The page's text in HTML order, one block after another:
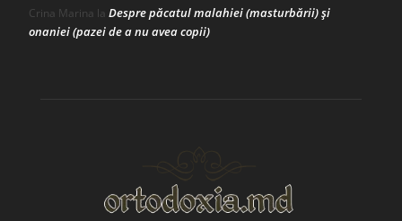
Crina Marina la Despre păcatul malahiei (masturbării) şi
onaniei (pazei de a nu avea copii)